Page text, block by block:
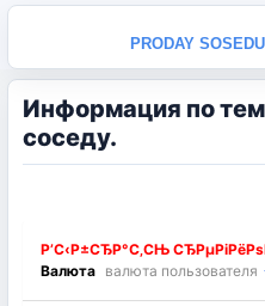
PRODAY SOSEDU
Информация по
соседу.
Р’С‹Р±СЂР°С‚СЊ
Валюта валюта пользователя